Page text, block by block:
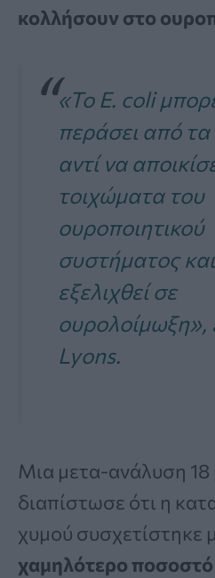
κολλήσουν στο
«Το E. coli
περάσει από
αντί να
τοιχώματα του
ουροποιητικού
συστήματος
εξελιχθεί σε
ουρολοίμωξη»,
Lyons.
Μια μετα-ανάλυση 18
διαπίστωσε ότι η
χυμού συσχετίστηκε
χαμηλότερο